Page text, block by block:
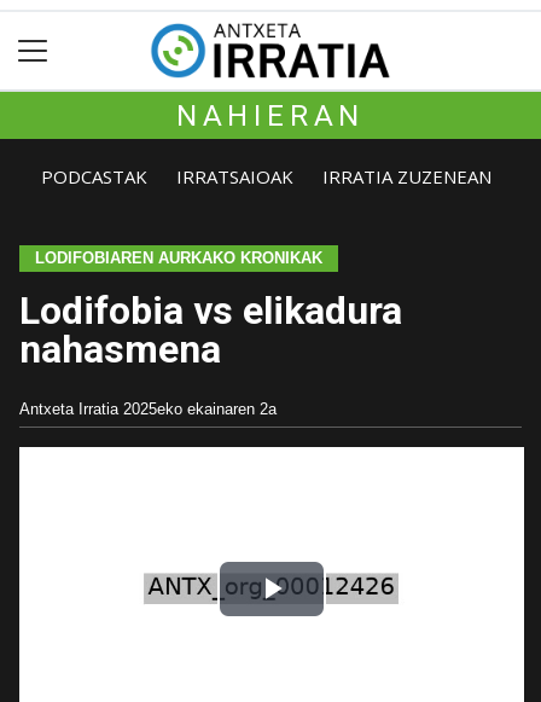
NAHIERAN
PODCASTAK IRRATSAIOAK IRRATIA ZUZENEAN
LODIFOBIAREN AURKAKO KRONIKAK
Lodifobia vs elikadura
nahasmena
Antxeta Irratia 2025eko ekainaren 2a